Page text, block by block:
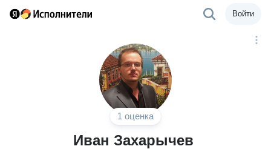
Войти
1 оценка
Иван Захарычев